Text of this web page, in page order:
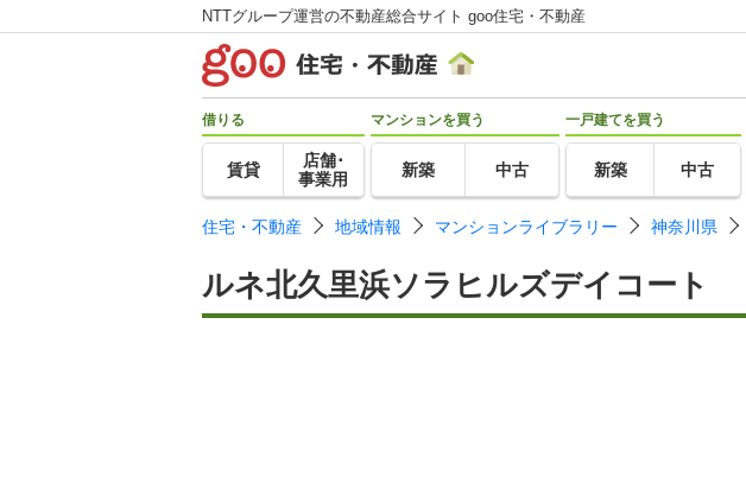
NTTグループ運営の不動産総合サイト goo住宅・不動産
借りる
賃貸
店舗･
事業用
マンションを買う
新築 中古
一戸建てを買う
新築 中古
住宅・不動産 地域情報 マンションライブラリー 神奈川県
ルネ北久里浜ソラヒルズデイコート